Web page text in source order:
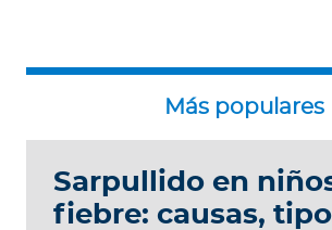
Sarpullido en
fiebre: causas,